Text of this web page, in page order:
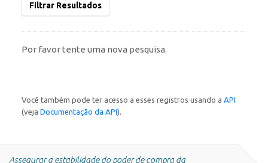
Filtrar Resultados
Por favor tente uma nova pesquisa.
Você também pode ter acesso a esses registros usando a API
(veja Documentação da API).
Assegurar a estabilidade do poder de compra da